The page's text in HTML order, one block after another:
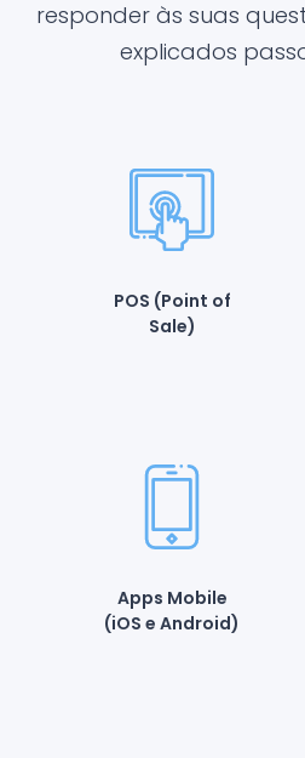
responder às suas
explicados
POS (Point of
Sale)
Apps Mobile
(iOS e Android)